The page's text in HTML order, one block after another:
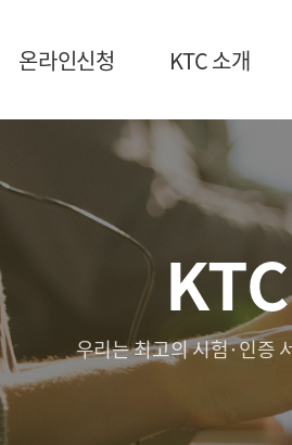
온라인신청 KTC 소개
우리는 최고의 시험·인증